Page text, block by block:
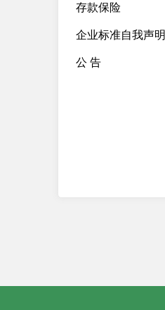
存款保险
企业标准自我声明
公 告